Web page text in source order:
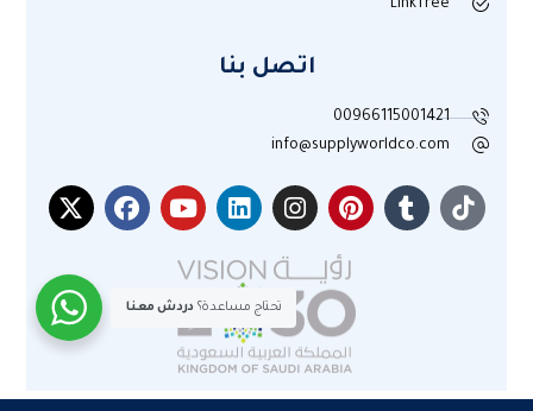
LinkTree
اتصل بنا
00966115001421
info@supplyworldco.com
تحتاج مساعدة؟ دردش معنا